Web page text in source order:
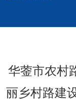
华蓥市农村
丽乡村路建